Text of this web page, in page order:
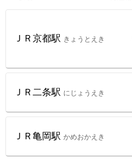
ＪＲ京都駅 きょうとえき
ＪＲ二条駅 にじょうえき
ＪＲ亀岡駅かめおかえき